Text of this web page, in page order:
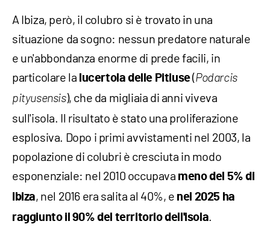
A Ibiza, però, il colubro si è trovato in una
situazione da sogno: nessun predatore naturale
e un'abbondanza enorme di prede facili, in
particolare la lucertola delle Pitiuse(Podarcis
pityusensis), che da migliaia di anni viveva
sull'isola. Il risultato è stato una proliferazione
esplosiva. Dopo i primi avvistamenti nel 2003, la
popolazione di colubri è cresciuta in modo
esponenziale: nel 2010 occupava meno del 5% di
Ibiza, nel 2016 era salita al 40%, e nel 2025 ha
raggiunto il 90% del territorio dell'isola.